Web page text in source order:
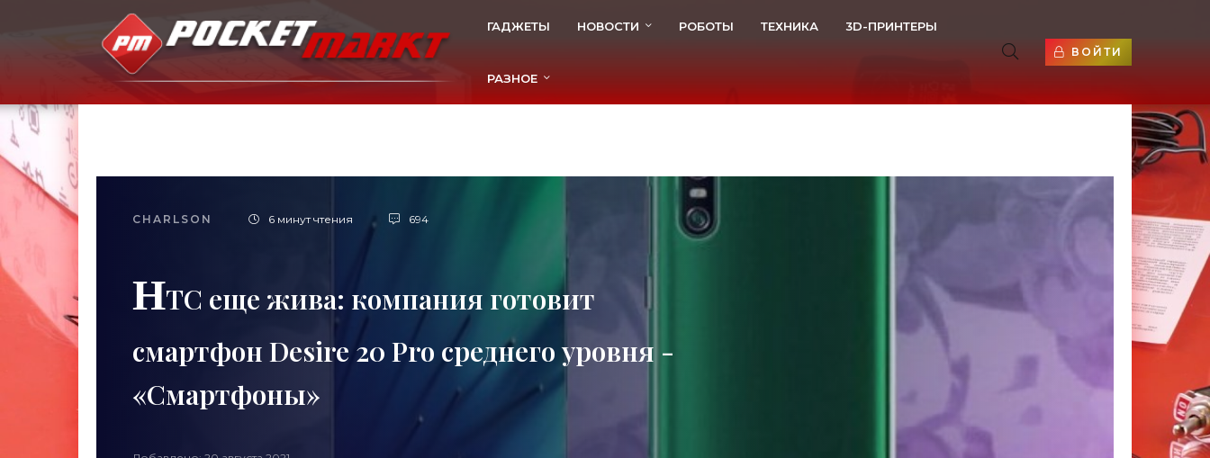
ГАДЖЕТЫ НОВОСТИ РОБОТЫ ТЕХНИКА 3D-ПРИНТЕРЫ
РАЗНОЕ
ВОЙТИ
CHARLSON 6 минут чтения 694
HTC еще жива: компания готовит
смартфон Desire 20 Pro среднего уровня -
«Смартфоны»